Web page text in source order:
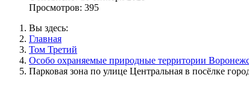
Просмотров: 395
Вы здесь:
Главная
Том Третий
Особо охраняемые природные территории
Парковая зона по улице Центральная в посёлке